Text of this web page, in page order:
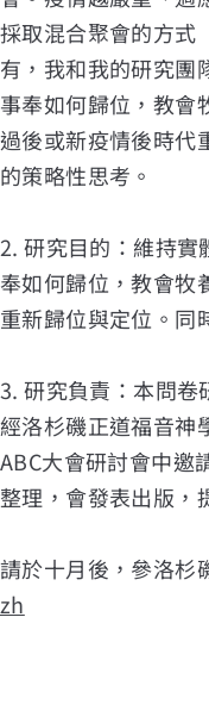
採取混合聚會的方式
有，我和我的研究團
事奉如何歸位，教會
過後或新疫情後時代
的策略性思考。
2. 研究目的：維持
奉如何歸位，教會牧
重新歸位與定位。同
3. 研究負責：本問卷
經洛杉磯正道福音神
ABC⼤會研討會中邀
整理，會發表出版，
請於十月後，參洛杉
zh